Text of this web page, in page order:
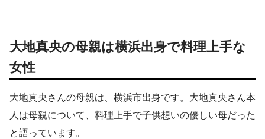
大地真央の母親は横浜出身で料理上手な
女性
大地真央さんの母親は、横浜市出身です。大地真央さん本
人は母親について、料理上手で子供想いの優しい母だった
と語っています。